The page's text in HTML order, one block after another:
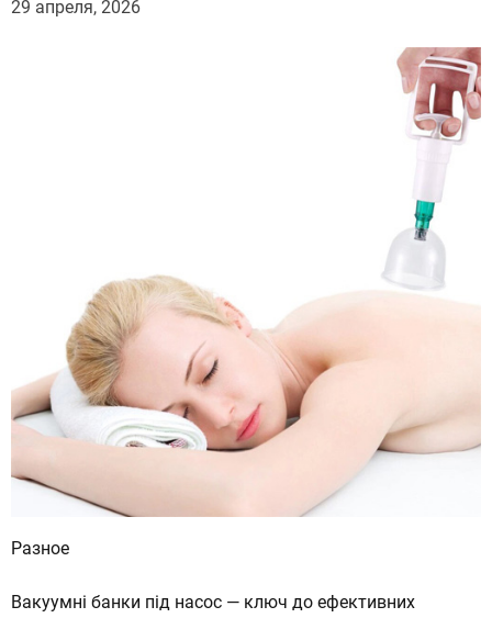
29 апреля, 2026
Разное
Вакуумні банки під насос — ключ до ефективних